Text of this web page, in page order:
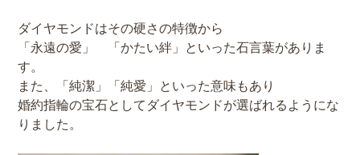
ダイヤモンドはその硬さの特徴から
「永遠の愛」 「かたい絆」といった石言葉がありま
す。
また、「純潔」「純愛」といった意味もあり
婚約指輪の宝石としてダイヤモンドが選ばれるようにな
りました。